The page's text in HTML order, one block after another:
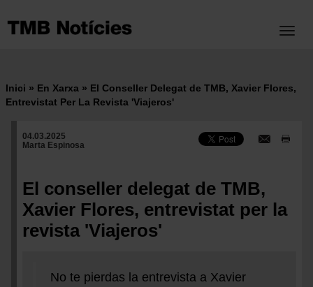
contingut
Fil
d'ariadna
Inici En Xarxa
El Conseller Delegat de TMB, Xavier Flores,
Entrevistat Per La Revista 'Viajeros'
04.03.2025
Marta Espinosa
El conseller delegat de TMB,
Xavier Flores, entrevistat per la
revista 'Viajeros'
No te pierdas la entrevista a Xavier